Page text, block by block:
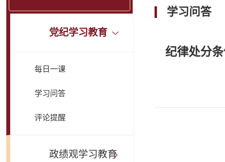
党纪学习教育
每日一课
学习问答
评论提醒
政绩观学习教育
学习问答
纪律处分